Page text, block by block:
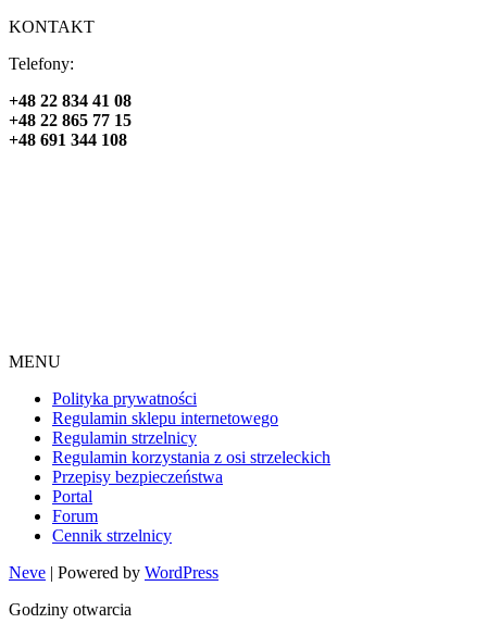
KONTAKT
Telefony:
+48 22 834 41 08
+48 22 865 77 15
+48 691 344 108
MENU
Polityka prywatności
Regulamin sklepu internetowego
Regulamin strzelnicy
Regulamin korzystania z osi strzeleckich
Przepisy bezpieczeństwa
Portal
Forum
Cennik strzelnicy
Neve | Powered by WordPress
Godziny otwarcia